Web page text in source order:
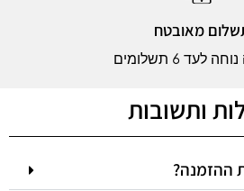
מאובטח
לעד 6 תשלומים
ותשובות
ההזמנה?